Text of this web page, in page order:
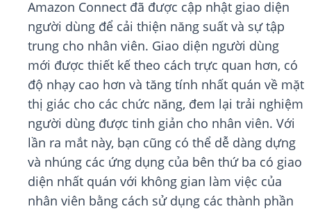
Amazon Connect đã được cập nhật giao diện
người dùng để cải thiện năng suất và sự tập
trung cho nhân viên. Giao diện người dùng
mới được thiết kế theo cách trực quan hơn, có
độ nhạy cao hơn và tăng tính nhất quán về mặt
thị giác cho các chức năng, đem lại trải nghiệm
người dùng được tinh giản cho nhân viên. Với
lần ra mắt này, bạn cũng có thể dễ dàng dựng
và nhúng các ứng dụng của bên thứ ba có giao
diện nhất quán với không gian làm việc của
nhân viên bằng cách sử dụng các thành phần